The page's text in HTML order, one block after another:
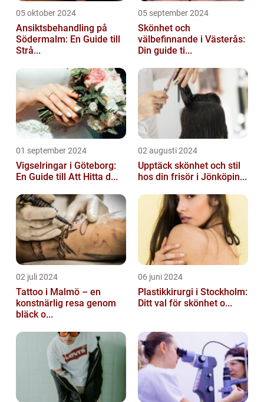
05 oktober 2024
Ansiktsbehandling på
Södermalm: En Guide till
Strå...
05 september 2024
Skönhet och
välbefinnande i Västerås:
Din guide ti...
01 september 2024
Vigselringar i Göteborg:
En Guide till Att Hitta d...
02 augusti 2024
Upptäck skönhet och stil
hos din frisör i Jönköpin...
02 juli 2024
Tattoo i Malmö – en
konstnärlig resa genom
bläck o...
06 juni 2024
Plastikkirurgi i Stockholm:
Ditt val för skönhet o...